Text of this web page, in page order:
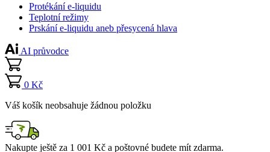
Protékání e-liquidu
Teplotní režimy
Prskání e-liquidu aneb přesycená hlava
AI průvodce
0 Kč
Váš košík neobsahuje žádnou položku
Nakupte ještě za 1 001 Kč a poštovné budete mít zdarma.